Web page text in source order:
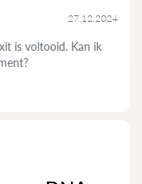
27.12.2024
is voltooid. Kan ik